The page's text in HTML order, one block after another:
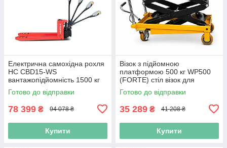
Електрична самохідна рохля
HC CBD15-WS
вантажопідйомність 1500 кг
рохля для складу електрична
Готово до відправки
78 399 ₴ 94 078 ₴
Купити
Візок з підйомною
платформою 500 кг WP500
(FORTE) стіл візок для
транспортування та підйому
для СТО
Готово до відправки
35 289 ₴ 41 208 ₴
Купити